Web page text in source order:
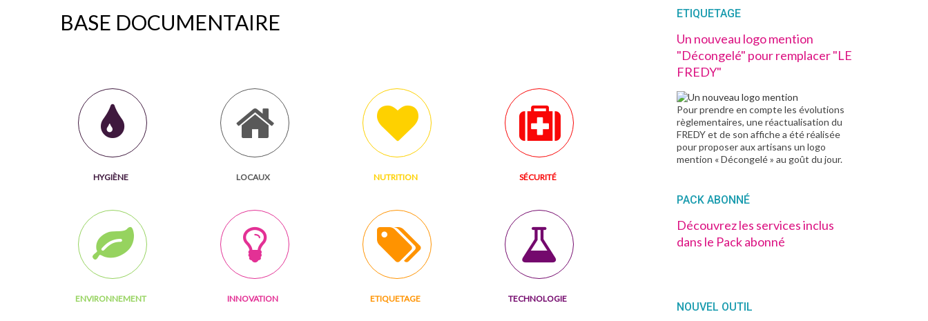
BASE DOCUMENTAIRE
HYGIÈNE LOCAUX NUTRITION SÉCURITÉ
ENVIRONNEMENT INNOVATION ETIQUETAGE TECHNOLOGIE
ETIQUETAGE
Un nouveau logo mention
"Décongelé" pour remplacer "LE
FREDY"
Pour prendre en compte les évolutions
règlementaires, une réactualisation du
FREDY et de son affiche a été réalisée
pour proposer aux artisans un logo
mention « Décongelé » au goût du jour.
PACK ABONNÉ
Découvrez les services inclus
dans le Pack abonné
NOUVEL OUTIL